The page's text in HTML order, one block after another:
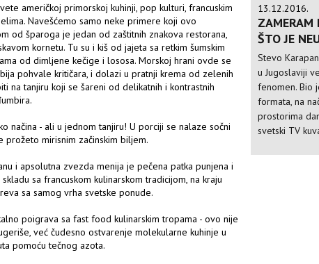
američkoj primorskoj kuhinji, pop kulturi, francuskim
Navešćemo samo neke primere koji ovo
od šparoga je jedan od zaštitnih znakova restorana,
kornetu. Tu su i kiš od jajeta sa retkim šumskim
od dimljene kečige i lososa. Morskoj hrani ovde se
pohvale kritičara, i dolazi u pratnji krema od zelenih
na tanjiru koji se šareni od delikatnih i kontrastnih
načina - ali u jednom tanjiru! U porciji se nalaze sočni
prožeto mirisnim začinskim biljem.
i apsolutna zvezda menija je pečena patka punjena i
sa francuskom kulinarskom tradicijom, na kraju
sa samog vrha svetske ponude.
poigrava sa fast food kulinarskim tropama - ovo nije
već čudesno ostvarenje molekularne kuhinje u
pomoću tečnog azota.
13.12.2016.
ZAMERAM
ŠTO JE
Stevo
u Jugoslaviji
fenomen. Bio
formata, na
prostorima
svetski TV